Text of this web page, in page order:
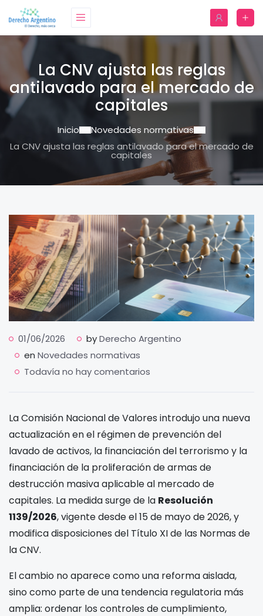
La CNV ajusta las reglas
antilavado para el mercado de
capitales
Inicio
Novedades normativas
La CNV ajusta las reglas antilavado para el mercado de
capitales
01/06/2026 byDerecho Argentino
en Novedades normativas
Todavía no hay comentarios
La Comisión Nacional de Valores introdujo una nueva
actualización en el régimen de prevención del
lavado de activos, la financiación del terrorismo y la
financiación de la proliferación de armas de
destrucción masiva aplicable al mercado de
capitales. La medida surge de la Resolución
1139/2026, vigente desde el 15 de mayo de 2026, y
modifica disposiciones del Título XI de las Normas de
la CNV.
El cambio no aparece como una reforma aislada,
sino como parte de una tendencia regulatoria más
amplia: ordenar los controles de cumplimiento,